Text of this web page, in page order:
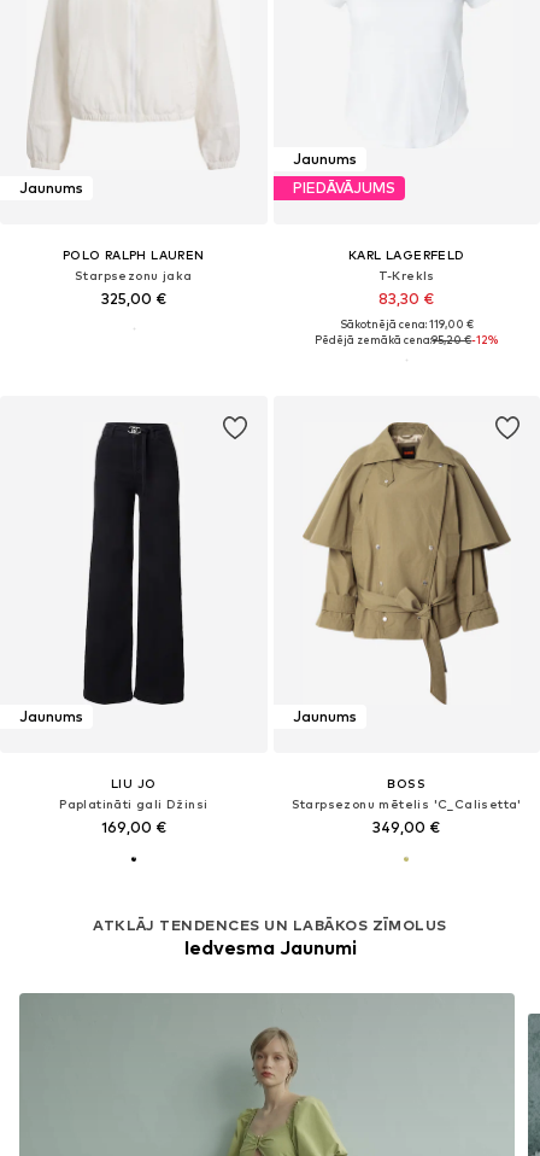
Jaunums
POLO RALPH LAUREN
Starpsezonu jaka
325,00 €
Jaunums
PIEDĀVĀJUMS
KARL LAGERFELD
T-Krekls
83,30 €
Sākotnējā cena: 119,00 €
Pēdējā zemākā cena:95,20 €-12%
Jaunums
LIU JO
Paplatināti gali Džinsi
169,00 €
Jaunums
BOSS
Starpsezonu mētelis 'C_Calisetta'
349,00 €
ATKLĀJ TENDENCES UN LABĀKOS ZĪMOLUS
Iedvesma Jaunumi